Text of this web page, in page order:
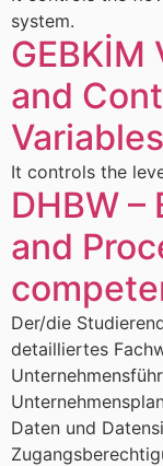
system.
and
It controls the
DHBW
and
Der/die
detailliertes
Daten und